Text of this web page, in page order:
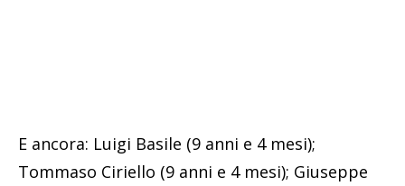
E ancora: Luigi Basile (9 anni e 4 mesi);
Tommaso Ciriello (9 anni e 4 mesi); Giuseppe